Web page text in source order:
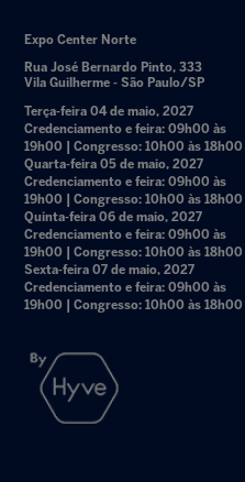
Expo Center Norte
Rua José Bernardo Pinto, 333
Vila Guilherme - São Paulo/SP
Terça-feira 04 de maio, 2027
Credenciamento e feira: 09h00 às
19h00 | Congresso: 10h00 às 18h00
Quarta-feira 05 de maio, 2027
Credenciamento e feira: 09h00 às
19h00 | Congresso: 10h00 às 18h00
Quinta-feira 06 de maio, 2027
Credenciamento e feira: 09h00 às
19h00 | Congresso: 10h00 às 18h00
Sexta-feira 07 de maio, 2027
Credenciamento e feira: 09h00 às
19h00 | Congresso: 10h00 às 18h00